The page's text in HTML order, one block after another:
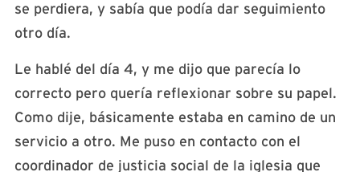
se perdiera, y sabía que podía dar seguimiento
otro día.
Le hablé del día 4, y me dijo que parecía lo
correcto pero quería reflexionar sobre su papel.
Como dije, básicamente estaba en camino de un
servicio a otro. Me puso en contacto con el
coordinador de justicia social de la iglesia que